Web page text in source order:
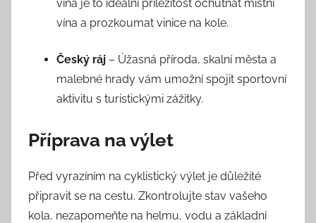
vína je to ideální příležitost ochutnat místní
vína a prozkoumat vinice na kole.
Český ráj – Úžasná příroda, skalní města a
malebné hrady vám umožní spojit sportovní
aktivitu s turistickými zážitky.
Příprava na výlet
Před vyrazíním na cyklistický výlet je důležité
připravit se na cestu. Zkontrolujte stav vašeho
kola, nezapomeňte na helmu, vodu a základní